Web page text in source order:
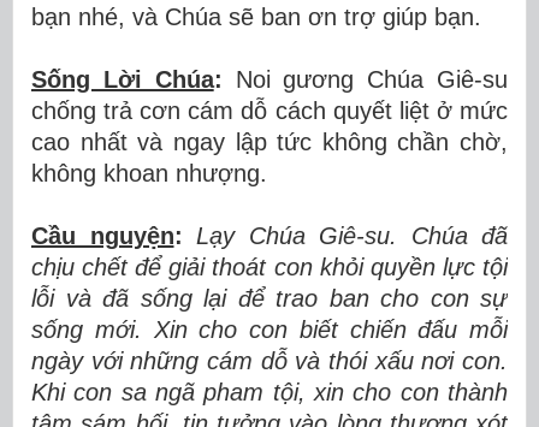
bạn nhé, và Chúa sẽ ban ơn trợ giúp bạn.
Sống Lời Chúa: Noi gương Chúa Giê-su
chống trả cơn cám dỗ cách quyết liệt ở mức
cao nhất và ngay lập tức không chần chờ,
không khoan nhượng.
Cầu nguyện:
Lạy Chúa Giê-su. Chúa đã
chịu chết để giải thoát con khỏi quyền lực tội
lỗi và đã sống lại để trao ban cho con sự
sống mới. Xin cho con biết chiến đấu mỗi
ngày với những cám dỗ và thói xấu nơi con.
Khi con sa ngã pham tội, xin cho con thành